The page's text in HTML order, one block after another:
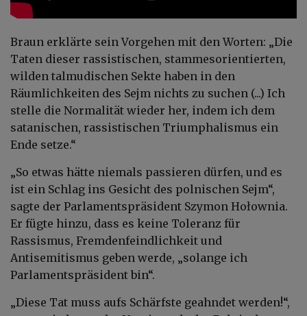
Braun erklärte sein Vorgehen mit den Worten: „Die
Taten dieser rassistischen, stammesorientierten,
wilden talmudischen Sekte haben in den
Räumlichkeiten des Sejm nichts zu suchen (...) Ich
stelle die Normalität wieder her, indem ich dem
satanischen, rassistischen Triumphalismus ein
Ende setze.“
„So etwas hätte niemals passieren dürfen, und es
ist ein Schlag ins Gesicht des polnischen Sejm“,
sagte der Parlamentspräsident Szymon Hołownia.
Er fügte hinzu, dass es keine Toleranz für
Rassismus, Fremdenfeindlichkeit und
Antisemitismus geben werde, „solange ich
Parlamentspräsident bin“.
„Diese Tat muss aufs Schärfste geahndet werden!“,